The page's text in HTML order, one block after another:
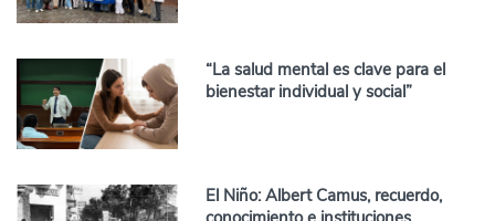
“La salud mental es clave para el
bienestar individual y social”
El Niño: Albert Camus, recuerdo,